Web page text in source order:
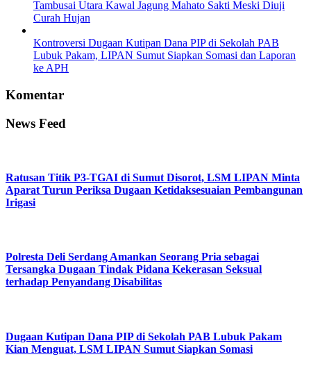
Tambusai Utara Kawal Jagung Mahato Sakti Meski Diuji
Curah Hujan
Kontroversi Dugaan Kutipan Dana PIP di Sekolah PAB
Lubuk Pakam, LIPAN Sumut Siapkan Somasi dan Laporan
ke APH
Komentar
News Feed
Ratusan Titik P3-TGAI di Sumut Disorot, LSM LIPAN Minta
Aparat Turun Periksa Dugaan Ketidaksesuaian Pembangunan
Irigasi
Polresta Deli Serdang Amankan Seorang Pria sebagai
Tersangka Dugaan Tindak Pidana Kekerasan Seksual
terhadap Penyandang Disabilitas
Dugaan Kutipan Dana PIP di Sekolah PAB Lubuk Pakam
Kian Menguat, LSM LIPAN Sumut Siapkan Somasi